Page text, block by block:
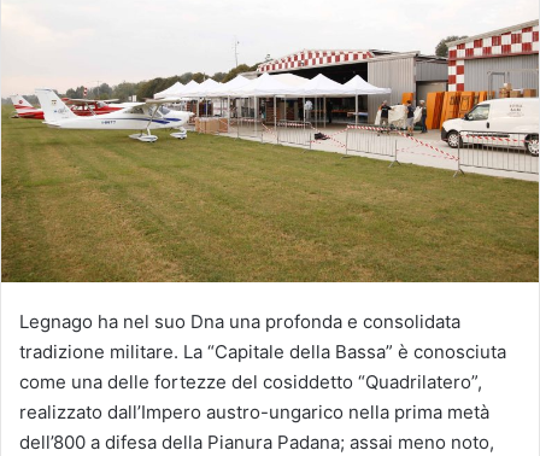
Legnago ha nel suo Dna una profonda e consolidata
tradizione militare. La “Capitale della Bassa” è conosciuta
come una delle fortezze del cosiddetto “Quadrilatero”,
realizzato dall’Impero austro-ungarico nella prima metà
dell’800 a difesa della Pianura Padana; assai meno noto,